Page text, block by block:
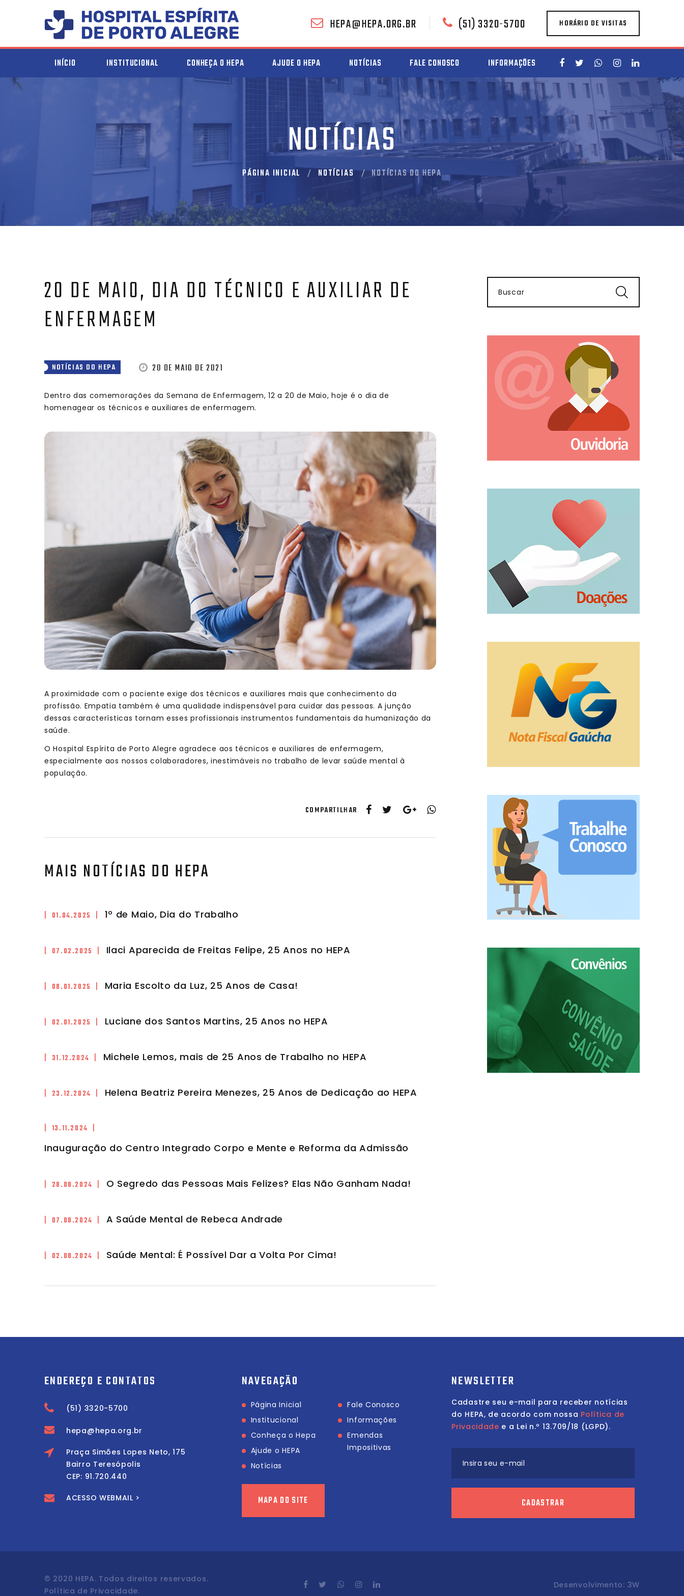
HEPA@HEPA.ORG.BR (51) 3320-5700 HORÁRIO DE VISITAS
INÍCIO INSTITUCIONAL CONHEÇA O HEPA AJUDE O HEPA NOTÍCIAS FALE CONOSCO INFORMAÇÕES
NOTÍCIAS
PÁGINA INICIAL NOTÍCIAS NOTÍCIAS DO HEPA
20 DE MAIO, DIA DO TÉCNICO E AUXILIAR DE
ENFERMAGEM
NOTÍCIAS DO HEPA 20 DE MAIO DE 2021
Dentro das comemorações da Semana de Enfermagem, 12 a 20 de Maio, hoje é o dia de
homenagear os técnicos e auxiliares de enfermagem.
A proximidade com o paciente exige dos técnicos e auxiliares mais que conhecimento da
profissão. Empatia também é uma qualidade indispensável para cuidar das pessoas. A junção
dessas características tornam esses profissionais instrumentos fundamentais da humanização da
saúde.
O Hospital Espírita de Porto Alegre agradece aos técnicos e auxiliares de enfermagem,
especialmente aos nossos colaboradores, inestimáveis no trabalho de levar saúde mental à
população.
COMPARTILHAR
MAIS NOTÍCIAS DO HEPA
| 01.04.2025 | 1º de Maio, Dia do Trabalho
| 07.02.2025 | Ilaci Aparecida de Freitas Felipe, 25 Anos no HEPA
| 08.01.2025 | Maria Escolto da Luz, 25 Anos de Casa!
| 02.01.2025 | Luciane dos Santos Martins, 25 Anos no HEPA
| 31.12.2024 | Michele Lemos, mais de 25 Anos de Trabalho no HEPA
| 23.12.2024 | Helena Beatriz Pereira Menezes, 25 Anos de Dedicação ao HEPA
| 13.11.2024 |
Inauguração do Centro Integrado Corpo e Mente e Reforma da Admissão
| 28.08.2024 | O Segredo das Pessoas Mais Felizes? Elas Não Ganham Nada!
| 07.08.2024 | A Saúde Mental de Rebeca Andrade
| 02.08.2024 | Saúde Mental: É Possível Dar a Volta Por Cima!
Buscar
ENDEREÇO E CONTATOS
(51) 3320-5700
hepa@hepa.org.br
Praça Simões Lopes Neto, 175
Bairro Teresópolis
CEP: 91.720.440
ACESSO WEBMAIL >
NAVEGAÇÃO
Página Inicial
Institucional
Conheça o Hepa
Ajude o HEPA
Notícias
Fale Conosco
Informações
Emendas
Impositivas
MAPA DO SITE
NEWSLETTER
Cadastre seu e-mail para receber notícias
do HEPA, de acordo com nossa Política de
Privacidade e a Lei n.º 13.709/18 (LGPD).
Insira seu e-mail
CADASTRAR
© 2020 HEPA. Todos direitos reservados.
Política de Privacidade.
Desenvolvimento: 3W